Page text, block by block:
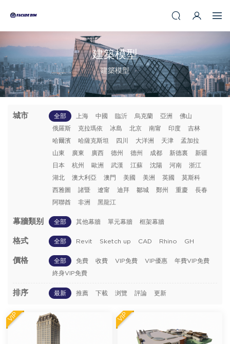
建築模型
建築模型
城市 全部 上海 中國 臨沂 烏克蘭 亞洲
佛山
俄羅斯
克拉瑪依 冰島 北京 南甯 印度
吉林
哈爾濱
哈薩克斯坦 四川 大洋洲 天津
孟加拉
山東
廣東 廣西 德州 德州 成都 新德裏
新疆
日本
杭州 歐洲 武漢 江蘇 沈陽 河南
浙江
湖北
澳大利亞 澳門 美國 美洲 英國
莫斯科
西雅圖
諸暨 遼甯 迪拜 鄒城 鄭州 重慶
長春
阿聯酋
非洲 黑龍江
幕牆類别 全部 其他幕牆 單元幕牆 框架幕牆
格式 全部 Revit Sketch up CAD Rhino GH
價格 全部 免費 收費 VIP免費 VIP優惠
年費VIP免費
終身VIP免費
排序 最新 推薦 下載 浏覽 評論 更新
VIP VIP